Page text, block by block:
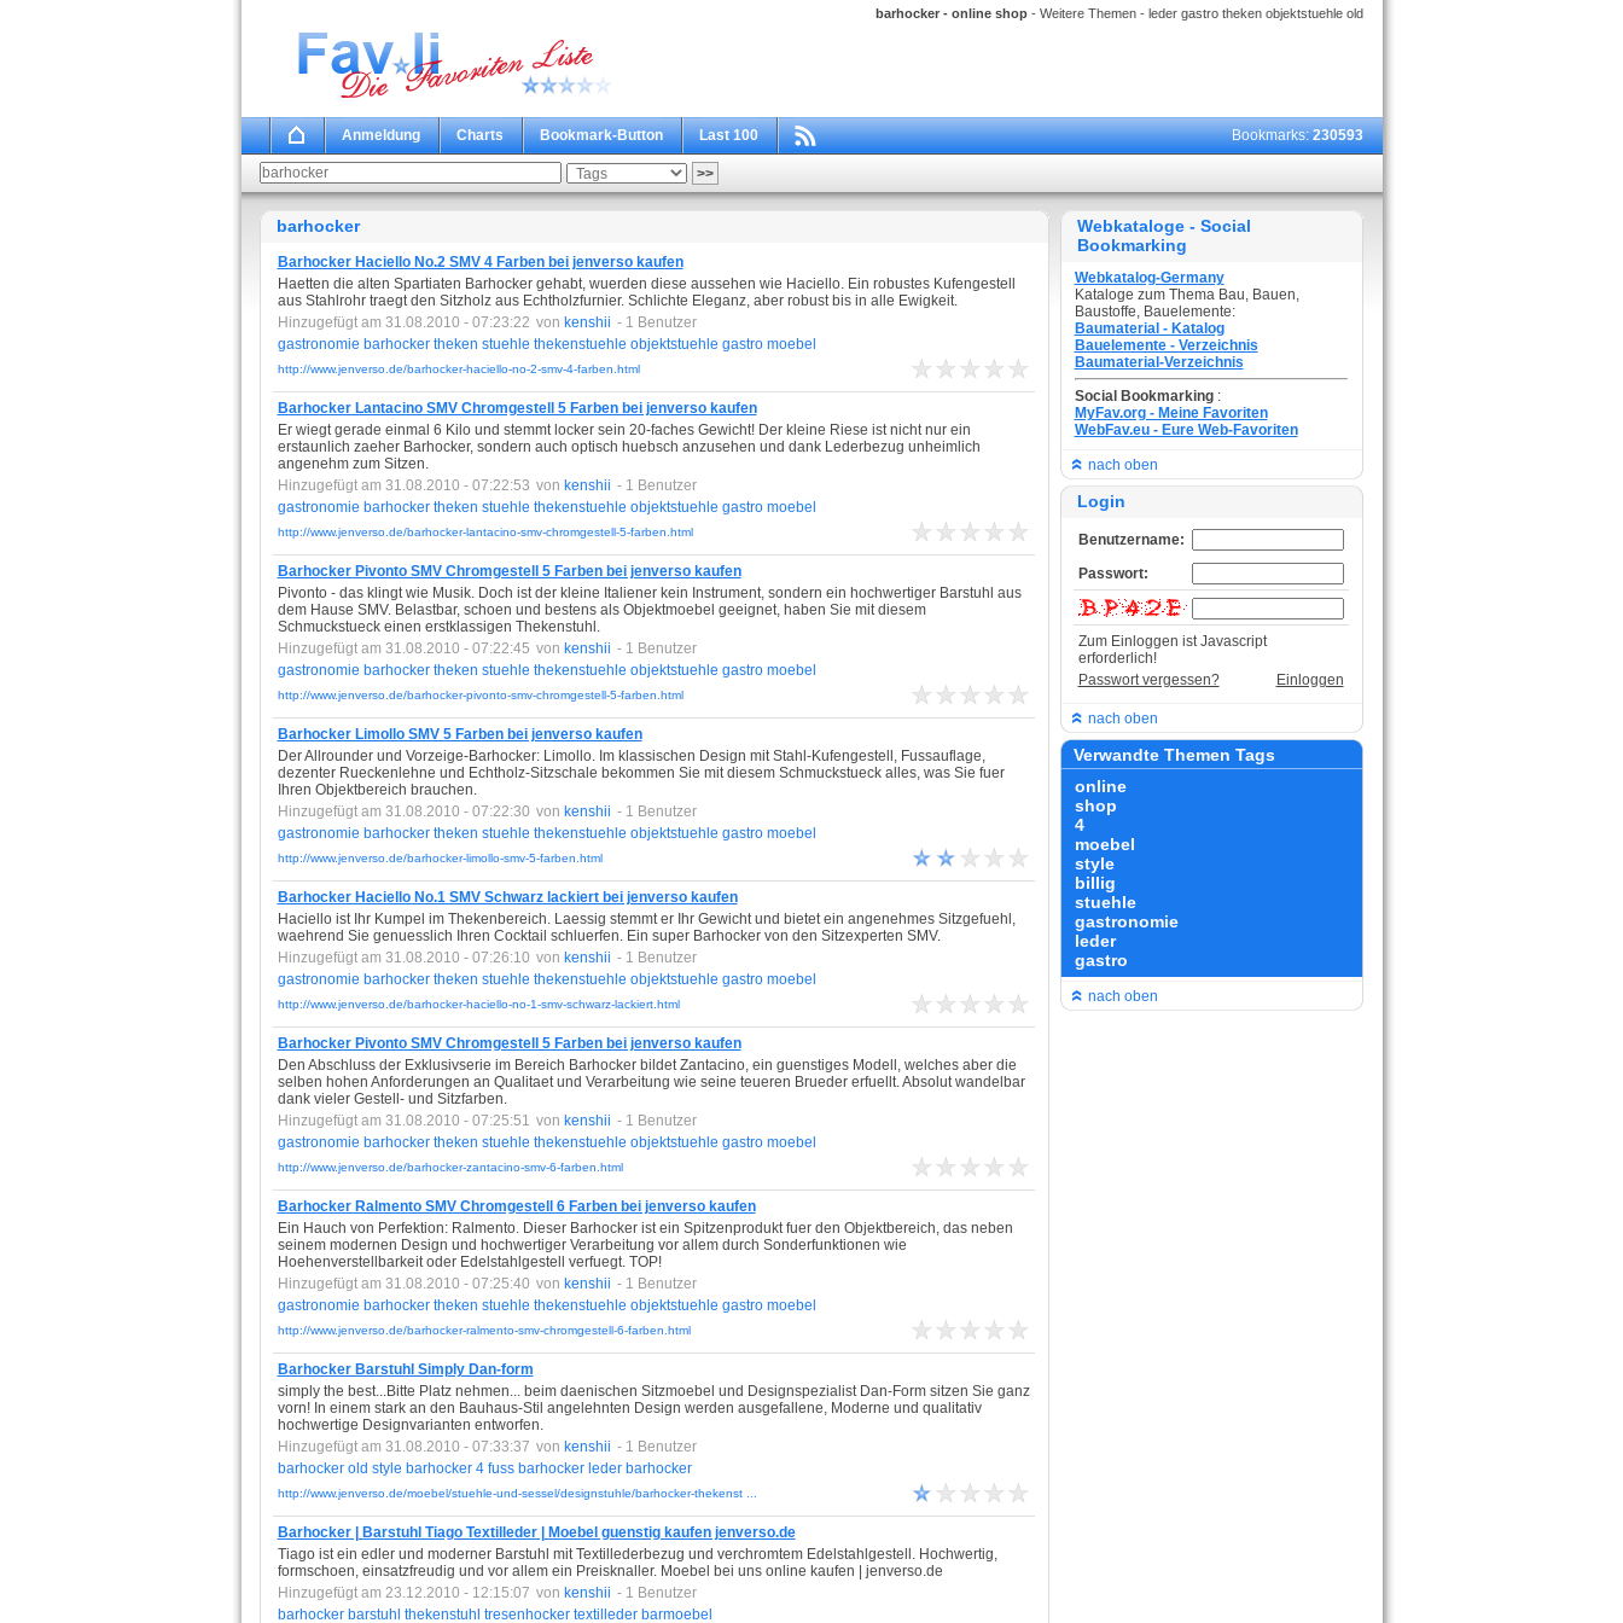
barhocker - online shop- Weitere Themen - leder gastro theken objektstuehle old
Anmeldung Charts Bookmark-Button Last 100 Bookmarks:230593
barhocker
Barhocker Haciello No.2 SMV 4 Farben bei jenverso kaufen
Haetten die alten Spartiaten Barhocker gehabt, wuerden diese aussehen wie Haciello. Ein robustes Kufengestell
aus Stahlrohr traegt den Sitzholz aus Echtholzfurnier. Schlichte Eleganz, aber robust bis in alle Ewigkeit.
Hinzugefügt am 31.08.2010 - 07:23:22 von kenshii - 1 Benutzer
gastronomie barhocker theken stuehle thekenstuehle objektstuehle gastro moebel
http://www.jenverso.de/barhocker-haciello-no-2-smv-4-farben.html
Barhocker Lantacino SMV Chromgestell 5 Farben bei jenverso kaufen
Er wiegt gerade einmal 6 Kilo und stemmt locker sein 20-faches Gewicht! Der kleine Riese ist nicht nur ein
erstaunlich zaeher Barhocker, sondern auch optisch huebsch anzusehen und dank Lederbezug unheimlich
angenehm zum Sitzen.
Hinzugefügt am 31.08.2010 - 07:22:53 von kenshii - 1 Benutzer
gastronomie barhocker theken stuehle thekenstuehle objektstuehle gastro moebel
http://www.jenverso.de/barhocker-lantacino-smv-chromgestell-5-farben.html
Barhocker Pivonto SMV Chromgestell 5 Farben bei jenverso kaufen
Pivonto - das klingt wie Musik. Doch ist der kleine Italiener kein Instrument, sondern ein hochwertiger Barstuhl aus
dem Hause SMV. Belastbar, schoen und bestens als Objektmoebel geeignet, haben Sie mit diesem
Schmuckstueck einen erstklassigen Thekenstuhl.
Hinzugefügt am 31.08.2010 - 07:22:45 von kenshii - 1 Benutzer
gastronomie barhocker theken stuehle thekenstuehle objektstuehle gastro moebel
http://www.jenverso.de/barhocker-pivonto-smv-chromgestell-5-farben.html
Barhocker Limollo SMV 5 Farben bei jenverso kaufen
Der Allrounder und Vorzeige-Barhocker: Limollo. Im klassischen Design mit Stahl-Kufengestell, Fussauflage,
dezenter Rueckenlehne und Echtholz-Sitzschale bekommen Sie mit diesem Schmuckstueck alles, was Sie fuer
Ihren Objektbereich brauchen.
Hinzugefügt am 31.08.2010 - 07:22:30 von kenshii - 1 Benutzer
gastronomie barhocker theken stuehle thekenstuehle objektstuehle gastro moebel
http://www.jenverso.de/barhocker-limollo-smv-5-farben.html
Barhocker Haciello No.1 SMV Schwarz lackiert bei jenverso kaufen
Haciello ist Ihr Kumpel im Thekenbereich. Laessig stemmt er Ihr Gewicht und bietet ein angenehmes Sitzgefuehl,
waehrend Sie genuesslich Ihren Cocktail schluerfen. Ein super Barhocker von den Sitzexperten SMV.
Hinzugefügt am 31.08.2010 - 07:26:10 von kenshii - 1 Benutzer
gastronomie barhocker theken stuehle thekenstuehle objektstuehle gastro moebel
http://www.jenverso.de/barhocker-haciello-no-1-smv-schwarz-lackiert.html
Barhocker Pivonto SMV Chromgestell 5 Farben bei jenverso kaufen
Den Abschluss der Exklusivserie im Bereich Barhocker bildet Zantacino, ein guenstiges Modell, welches aber die
selben hohen Anforderungen an Qualitaet und Verarbeitung wie seine teueren Brueder erfuellt. Absolut wandelbar
dank vieler Gestell- und Sitzfarben.
Hinzugefügt am 31.08.2010 - 07:25:51 von kenshii - 1 Benutzer
gastronomie barhocker theken stuehle thekenstuehle objektstuehle gastro moebel
http://www.jenverso.de/barhocker-zantacino-smv-6-farben.html
Barhocker Ralmento SMV Chromgestell 6 Farben bei jenverso kaufen
Ein Hauch von Perfektion: Ralmento. Dieser Barhocker ist ein Spitzenprodukt fuer den Objektbereich, das neben
seinem modernen Design und hochwertiger Verarbeitung vor allem durch Sonderfunktionen wie
Hoehenverstellbarkeit oder Edelstahlgestell verfuegt. TOP!
Hinzugefügt am 31.08.2010 - 07:25:40 von kenshii - 1 Benutzer
gastronomie barhocker theken stuehle thekenstuehle objektstuehle gastro moebel
http://www.jenverso.de/barhocker-ralmento-smv-chromgestell-6-farben.html
Barhocker Barstuhl Simply Dan-form
simply the best...Bitte Platz nehmen... beim daenischen Sitzmoebel und Designspezialist Dan-Form sitzen Sie ganz
vorn! In einem stark an den Bauhaus-Stil angelehnten Design werden ausgefallene, Moderne und qualitativ
hochwertige Designvarianten entworfen.
Hinzugefügt am 31.08.2010 - 07:33:37 von kenshii - 1 Benutzer
barhocker old style barhocker 4 fuss barhocker leder barhocker
http://www.jenverso.de/moebel/stuehle-und-sessel/designstuhle/barhocker-thekenst ...
Barhocker | Barstuhl Tiago Textilleder | Moebel guenstig kaufen jenverso.de
Tiago ist ein edler und moderner Barstuhl mit Textillederbezug und verchromtem Edelstahlgestell. Hochwertig,
formschoen, einsatzfreudig und vor allem ein Preisknaller. Moebel bei uns online kaufen | jenverso.de
Hinzugefügt am 23.12.2010 - 12:15:07 von kenshii - 1 Benutzer
barhocker barstuhl thekenstuhl tresenhocker textilleder barmoebel
Webkataloge - Social
Bookmarking
Webkatalog-Germany
Kataloge zum Thema Bau, Bauen,
Baustoffe, Bauelemente:
Baumaterial - Katalog
Bauelemente - Verzeichnis
Baumaterial-Verzeichnis
Social Bookmarking :
MyFav.org - Meine Favoriten
WebFav.eu - Eure Web-Favoriten
nach oben
Login
Benutzername:
Passwort:
Zum Einloggen ist Javascript
erforderlich!
Passwort vergessen?
Einloggen
nach oben
Verwandte Themen Tags
online
shop
4
moebel
style
billig
stuehle
gastronomie
leder
gastro
nach oben